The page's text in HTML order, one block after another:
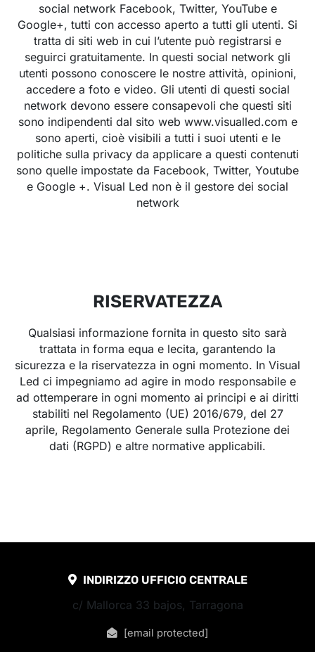
social network Facebook, Twitter, YouTube e
Google+, tutti con accesso aperto a tutti gli utenti. Si
tratta di siti web in cui l’utente può registrarsi e
seguirci gratuitamente. In questi social network gli
utenti possono conoscere le nostre attività, opinioni,
accedere a foto e video. Gli utenti di questi social
network devono essere consapevoli che questi siti
sono indipendenti dal sito web www.visualled.com e
sono aperti, cioè visibili a tutti i suoi utenti e le
politiche sulla privacy da applicare a questi contenuti
sono quelle impostate da Facebook, Twitter, Youtube
e Google +. Visual Led non è il gestore dei social
network
RISERVATEZZA
Qualsiasi informazione fornita in questo sito sarà
trattata in forma equa e lecita, garantendo la
sicurezza e la riservatezza in ogni momento. In Visual
Led ci impegniamo ad agire in modo responsabile e
ad ottemperare in ogni momento ai principi e ai diritti
stabiliti nel Regolamento (UE) 2016/679, del 27
aprile, Regolamento Generale sulla Protezione dei
dati (RGPD) e altre normative applicabili.
INDIRIZZO UFFICIO CENTRALE
c/ Mallorca 33 bajos, Tarragona
[email protected]